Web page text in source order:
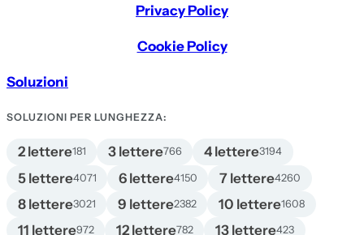
Privacy Policy
Cookie Policy
Soluzioni
SOLUZIONI PER LUNGHEZZA:
2 lettere181 3 lettere766 4 lettere3194
5 lettere4071 6 lettere4150 7 lettere4260
8 lettere3021 9 lettere2382 10 lettere1608
11 lettere972 12 lettere782 13 lettere423